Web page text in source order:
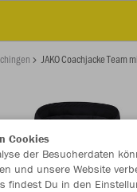
JAKO Coachjacke Team
Cookies
der Besucherdaten
und unsere Website
findest Du in den